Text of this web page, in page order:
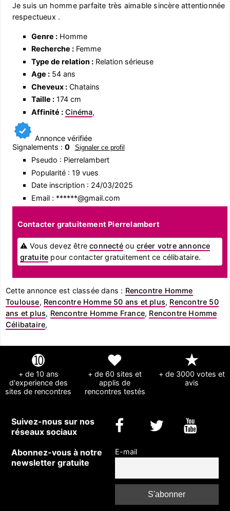
Je suis un homme parfaite très aimable sincère attentionnée
respectueux .
Genre :Homme
Recherche :Femme
Type de relation :Relation sérieuse
Age :54 ans
Cheveux :Chatains
Taille :174 cm
Affinité : Cinéma,
Annonce vérifiée
Signalements : 0 Signaler ce profil
Pseudo : Pierrelambert
Popularité : 19 vues
Date inscription : 24/03/2025
Email : ******@gmail.com
Contacter gratuitement Pierrelambert
⚠ Vous devez êtreconnectéou créer votre annonce
gratuite pour contacter gratuitement ce célibataire.
Cette annonce est classée dans : Rencontre Homme
Toulouse, Rencontre Homme 50 ans et plus, Rencontre 50
ans et plus, Rencontre Homme France, Rencontre Homme
Célibataire,
➓
+ de 10 ans
d'experience des
sites de rencontres
❤
+ de 60 sites et
applis de
rencontres testés
★
+ de 3000 votes et
avis
Suivez-nous sur nos
réseaux sociaux
Abonnez-vous à notre
newsletter gratuite
E-mail